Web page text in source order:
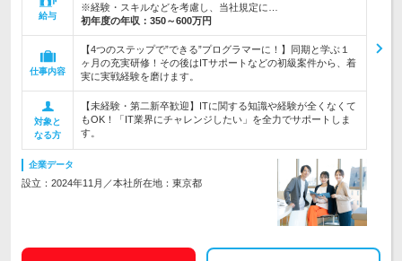
給与
※経験・スキルなどを考慮し、当社規定に…
初年度の年収： 350～600万円
仕事内容
【4つのステップで”できる”プログラマーに！】同期と学ぶ１
ヶ月の充実研修！その後はITサポートなどの初級案件から、着
実に実戦経験を磨けます。
対象と
なる方
【未経験・第二新卒歓迎】ITに関する知識や経験が全くなくて
もOK！「IT業界にチャレンジしたい」を全力でサポートしま
す。
企業データ
設立：2024年11月／本社所在地：東京都